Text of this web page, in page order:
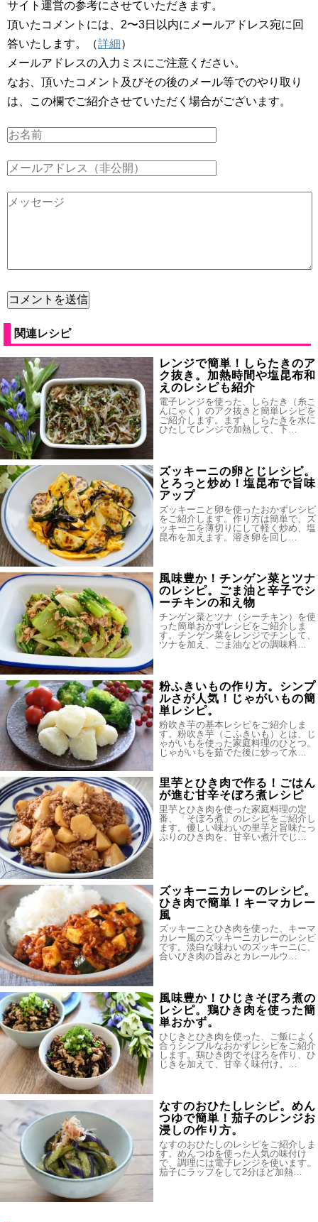
サイト運営の参考にさせていただきます。
頂いたコメントには、2〜3日以内にメールアドレス宛に回
答いたします。（詳細）
メールアドレスの入力ミスにご注意ください。
なお、頂いたコメント及びその後のメール等でのやり取り
は、この欄でご紹介させていただく場合がございます。
関連レシピ
レンジで簡単！しらたきのア
ク抜き。加熱時間や塩昆布和
えのレシピも紹介
電子レンジを使った、しらたき（糸こ
んにゃく）のアク抜きと簡単レシピを
ご紹介します。まず、しらたきを水に
ひたしてレンジで加熱して、下…
ズッキーニの卵とじレシピ。
とろっと炒め！塩昆布で旨味
アップ
ズッキーニと卵を使ったおかずレシピ
をご紹介します。作り方は簡単で、ズ
ッキーニを薄切りにして軽く炒め、塩
昆布を加えます。溶き卵を回し…
風味豊か！チンゲン菜とツナ
のレシピ。ごま油と辛子でシ
ーチキンの和え物
チンゲン菜とツナ（シーチキン）を使
った簡単おかずレシピをご紹介しま
す。チンゲン菜をレンジでチンして、
ツナを加え、ごま油などの調味料…
粉ふきいもの作り方。シンプ
ルさが人気！じゃがいもの簡
単レシピ。
粉吹き芋の基本レシピをご紹介しま
す。粉吹き芋（こふきいも）とは、じ
ゃがいもを使った家庭料理のひとつ。
じゃがいもを茹でた後に炒って水…
里芋とひき肉で作る！ごはん
が進む甘辛そぼろ煮レシピ
里芋とひき肉を使った家庭料理の定
番、「そぼろ煮」のレシピをご紹介し
ます。優しい味わいの里芋と旨味たっ
ぷりのひき肉を、甘辛い煮汁でじ…
ズッキーニカレーのレシピ。
ひき肉で簡単！キーマカレー
風
ズッキーニとひき肉を使った、キーマ
カレー風のズッキーニカレーのレシピ
です。淡白な味わいのズッキーニに、
合いびき肉の旨みとカレールウ…
風味豊か！ひじきそぼろ煮の
レシピ。鶏ひき肉を使った簡
単おかず。
ひじきとひき肉を使った、ご飯によく
合うシンプルなおかずレシピをご紹介
します。鶏ひき肉でそぼろを作り、ひ
じきを加えて、甘辛く味付け。…
なすのおひたしレシピ。めん
つゆで簡単！茄子のレンジお
浸しの作り方。
なすのおひたしのレシピをご紹介しま
す。めんつゆを使った人気の味付け
で、調理には電子レンジを使います。
茄子にラップをして2分ほど加熱…